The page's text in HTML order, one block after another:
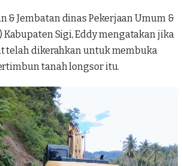
& Jembatan dinas Pekerjaan Umum &
Kabupaten Sigi, Eddy mengatakan jika
telah dikerahkan untuk membuka
tanah longsor itu.